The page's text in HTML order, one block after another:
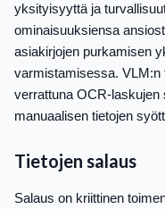
yksityisyyttä ja
ominaisuuksiensa
asiakirjojen purkamisen
varmistamisessa. VLM:n
verrattuna OCR-
manuaalisen tietojen
Tietojen salaus
Salaus on kriittinen